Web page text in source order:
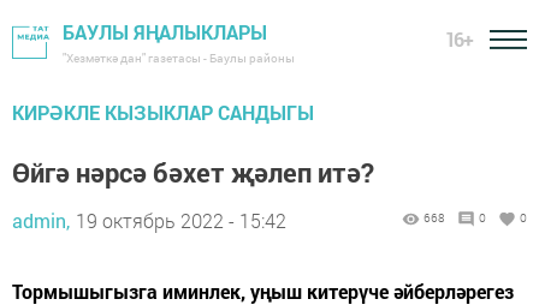
БАУЛЫ ЯҢАЛЫКЛАРЫ
"Хезмәткә дан" газетасы - Баулы районы
16+
КИРӘКЛЕ КЫЗЫКЛАР САНДЫГЫ
Өйгә нәрсә бәхет җәлеп итә?
admin, 19 октябрь 2022 - 15:42 668 0 0
Тормышыгызга иминлек, уңыш китерүче әйберләрегез